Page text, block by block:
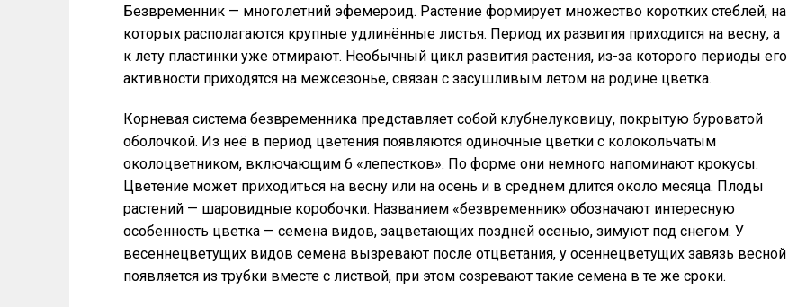
Безвременник — многолетний эфемероид. Растение формирует множество коротких стеблей, на
которых располагаются крупные удлинённые листья. Период их развития приходится на весну, а
к лету пластинки уже отмирают. Необычный цикл развития растения, из-за которого периоды его
активности приходятся на межсезонье, связан с засушливым летом на родине цветка.
Корневая система безвременника представляет собой клубнелуковицу, покрытую буроватой
оболочкой. Из неё в период цветения появляются одиночные цветки с колокольчатым
околоцветником, включающим 6 «лепестков». По форме они немного напоминают крокусы.
Цветение может приходиться на весну или на осень и в среднем длится около месяца. Плоды
растений — шаровидные коробочки. Названием «безвременник» обозначают интересную
особенность цветка — семена видов, зацветающих поздней осенью, зимуют под снегом. У
весеннецветущих видов семена вызревают после отцветания, у осеннецветущих завязь весной
появляется из трубки вместе с листвой, при этом созревают такие семена в те же сроки.